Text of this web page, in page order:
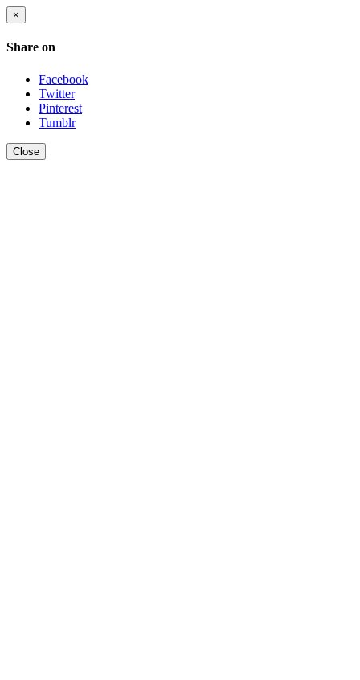
×
Share on
Facebook
Twitter
Pinterest
Tumblr
Close